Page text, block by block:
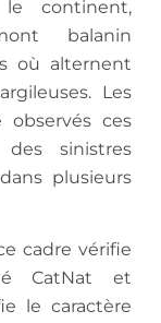
continent,
balanin
où alternent
Les
observés ces
sinistres
plusieurs
cadre vérifie
CatNat et
le caractère